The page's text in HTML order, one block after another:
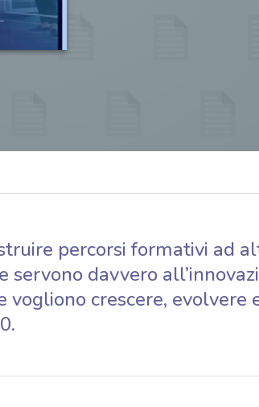
percorsi formativi ad
servono davvero
vogliono crescere, evolvere